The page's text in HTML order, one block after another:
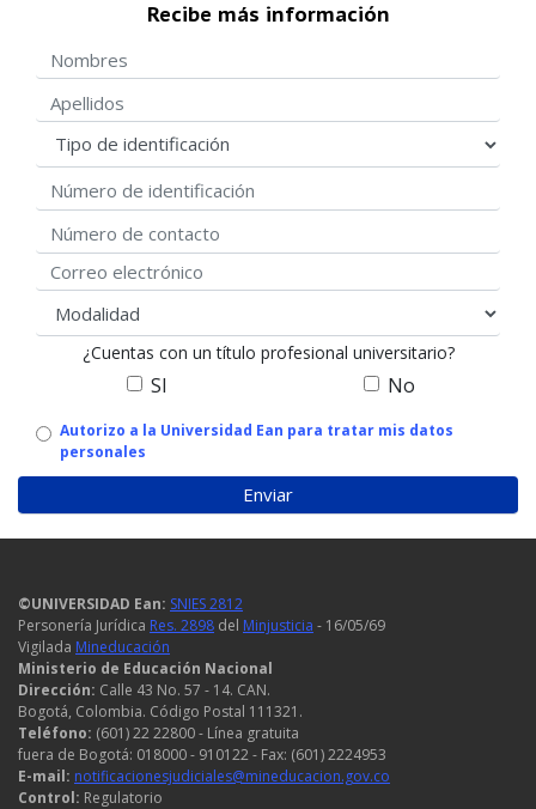
Recibe más información
Nombres
Apellidos
Tipo de identificación
Número de identificación
Número de contacto
Correo electrónico
modalidad
¿Cuentas con un título profesional universitario?
SI No
Autorizo
uso
de
personales
Autorizo a la Universidad Ean para tratar mis datos
personales
©UNIVERSIDAD Ean: SNIES 2812
Personería Jurídica Res. 2898 del Minjusticia - 16/05/69
Vigilada Mineducación
Ministerio de Educación Nacional
Dirección: Calle 43 No. 57 - 14. CAN.
Bogotá, Colombia. Código Postal 111321.
Teléfono: (601) 22 22800 - Línea gratuita
fuera de Bogotá: 018000 - 910122 - Fax: (601) 2224953
E-mail: notificacionesjudiciales@mineducacion.gov.co
Control: Regulatorio